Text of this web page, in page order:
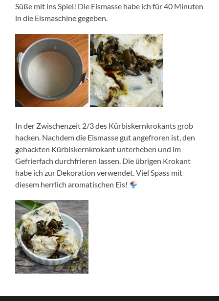
Süße mit ins Spiel! Die Eismasse habe ich für 40 Minuten
in die Eismaschine gegeben.
In der Zwischenzeit 2/3 des Kürbiskernkrokants grob
hacken. Nachdem die Eismasse gut angefroren ist, den
gehackten Kürbiskernkrokant unterheben und im
Gefrierfach durchfrieren lassen. Die übrigen Krokant
habe ich zur Dekoration verwendet. Viel Spass mit
diesem herrlich aromatischen Eis!